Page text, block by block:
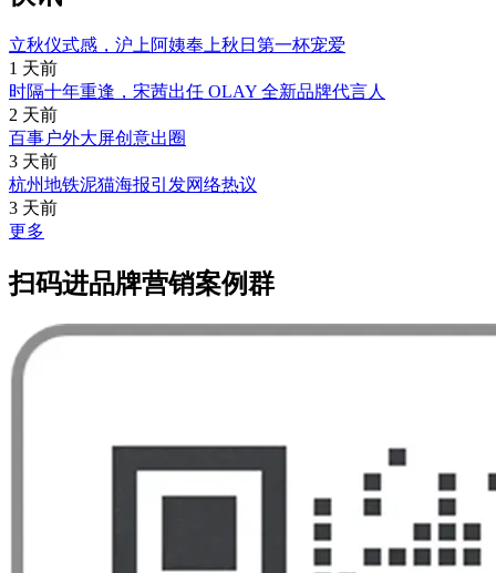
立秋仪式感，沪上阿姨奉上秋日第一杯宠爱
1 天前
时隔十年重逢，宋茜出任 OLAY 全新品牌代言人
2 天前
百事户外大屏创意出圈
3 天前
杭州地铁泥猫海报引发网络热议
3 天前
更多
扫码进品牌营销案例群